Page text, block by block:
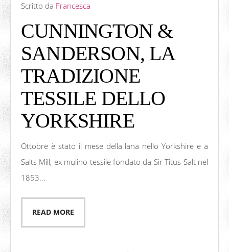
Scritto da Francesca
CUNNINGTON &
SANDERSON, LA
TRADIZIONE
TESSILE DELLO
YORKSHIRE
Ottobre è stato il mese della lana nello Yorkshire e a
Salts Mill, ex mulino tessile fondato da Sir Titus Salt nel
1853...
READ MORE